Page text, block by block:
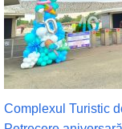
Complexul Turistic